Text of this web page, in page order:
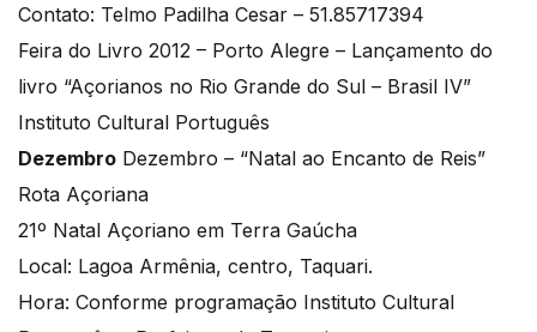
Contato: Telmo Padilha Cesar – 51.85717394
Feira do Livro 2012 – Porto Alegre – Lançamento do
livro “Açorianos no Rio Grande do Sul – Brasil IV”
Instituto Cultural Português
Dezembro Dezembro – “Natal ao Encanto de Reis”
Rota Açoriana
21º Natal Açoriano em Terra Gaúcha
Local: Lagoa Armênia, centro, Taquari.
Hora: Conforme programação Instituto Cultural